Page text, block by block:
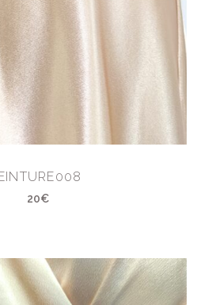
20€